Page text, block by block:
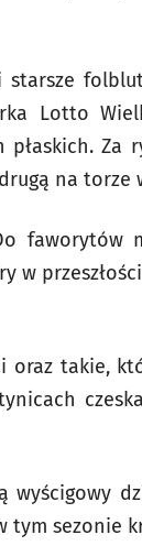
Lotto
Za
na torze
faworytów
w
oraz takie,
wyścigowy
tym sezonie